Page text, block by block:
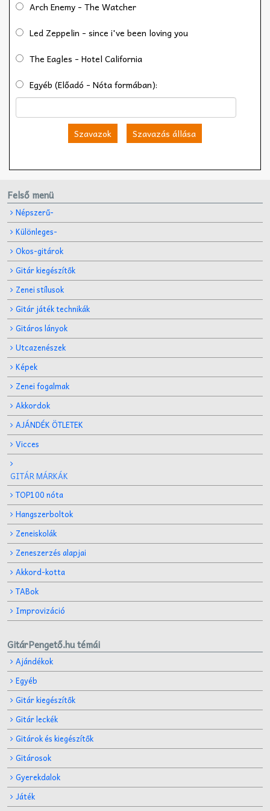
Arch Enemy - The Watcher
Led Zeppelin - since i've been loving you
The Eagles - Hotel California
Egyéb (Előadó - Nóta formában):
Szavazok Szavazás állása
Felső menü
Népszerű-
Különleges-
Okos-gitárok
Gitár kiegészítők
Zenei stílusok
Gitár játék technikák
Gitáros lányok
Utcazenészek
Képek
Zenei fogalmak
Akkordok
AJÁNDÉK ÖTLETEK
Vicces
GITÁR MÁRKÁK
TOP100 nóta
Hangszerboltok
Zeneiskolák
Zeneszerzés alapjai
Akkord-kotta
TABok
Improvizáció
GitárPengető.hu témái
Ajándékok
Egyéb
Gitár kiegészítők
Gitár leckék
Gitárok és kiegészítők
Gitárosok
Gyerekdalok
Játék